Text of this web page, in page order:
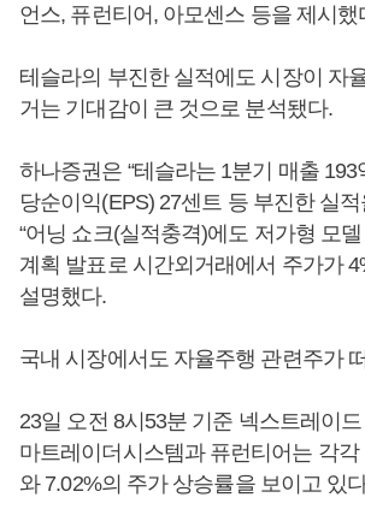
언스, 퓨런티어, 아모센스 등을 제시했
테슬라의 부진한 실적에도 시장이 자
거는 기대감이 큰 것으로 분석됐다.
하나증권은 “테슬라는 1분기 매출
당순이익(EPS) 27센트 등 부진한 실적
“어닝 쇼크(실적충격)에도 저가형 모
계획 발표로 시간외거래에서 주가가
설명했다.
국내 시장에서도 자율주행 관련주가
23일 오전 8시53분 기준 넥스트레이
마트레이더시스템과 퓨런티어는 각각
와 7.02%의 주가 상승률을 보이고 있